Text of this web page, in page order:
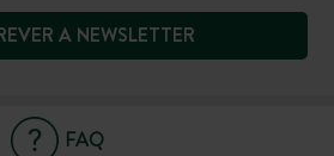
A NEWSLETTER
FAQ